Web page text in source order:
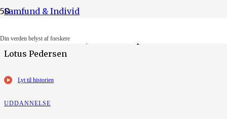
Din verden belyst af forskere
Samfund & Individ
Foto: Ebbe Andersen/Ritzau Scanpix. Illustration:
Lotus Pedersen
Lyt til historien
UDDANNELSE